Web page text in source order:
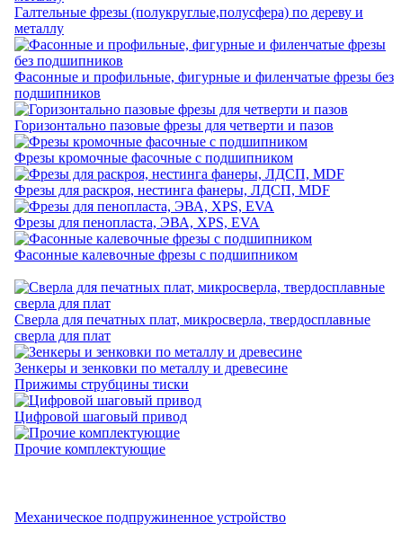
Галтельные фрезы (полукруглые,полусфера) по дереву и
металлу
Фасонные и профильные, фигурные и филенчатые фрезы без
подшипников
Горизонтально пазовые фрезы для четверти и пазов
Фрезы кромочные фасочные с подшипником
Фрезы для раскроя, нестинга фанеры, ЛДСП, MDF
Фрезы для пенопласта, ЭВА, XPS, EVA
Фасонные калевочные фрезы с подшипником
Сверла для печатных плат, микросверла, твердосплавные
сверла для плат
Зенкеры и зенковки по металлу и древесине
Прижимы струбцины тиски
Цифровой шаговый привод
Прочие комплектующие
Механическое подпружиненное устройство